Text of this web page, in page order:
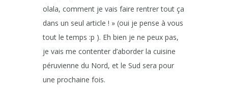
olala, comment je vais faire rentrer tout ça
dans un seul article ! » (oui je pense à vous
tout le temps :p ). Eh bien je ne peux pas,
je vais me contenter d’aborder la cuisine
péruvienne du Nord, et le Sud sera pour
une prochaine fois.